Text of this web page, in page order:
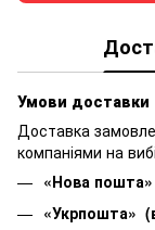
Умови доставки
Доставка
компаніями на
«Нова пошта»
«Укрпошта»